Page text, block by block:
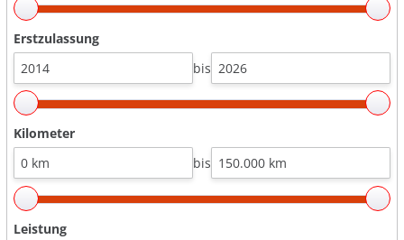
Erstzulassung
bis
Kilometer
bis
Leistung